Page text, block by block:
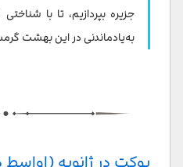
پوکت در آگوست (اواسط
پوکت در سپتامبر (اواسط
پوکت در نوامبر (اواسط آبان
جزیره بپردازیم، تا با
به‌یادماندنی در این بهشت
پوکت در ژانویه